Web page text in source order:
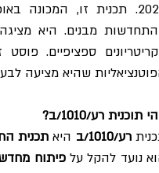
המכונה באופן רשמי
ספציפיים.
שהיא מציעה
תוכנית רע/1010/ב?
רע/1010/ב היא תכנית
נועד להקל על פיתוח